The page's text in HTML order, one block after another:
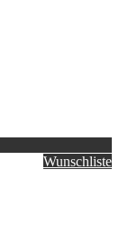
Wunschliste